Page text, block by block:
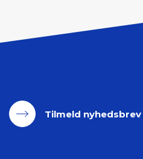
Tilmeld nyhedsbrev